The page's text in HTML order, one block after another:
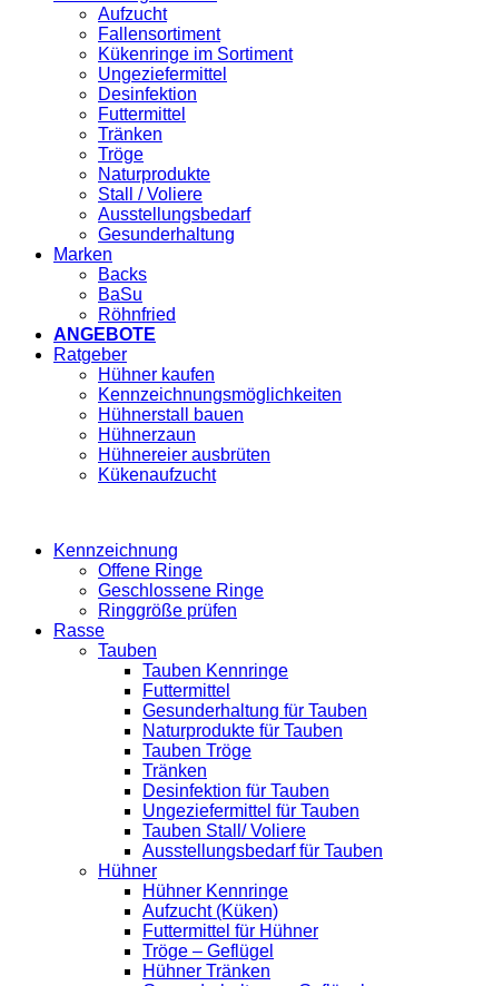
Aufzucht
Fallensortiment
Kükenringe im Sortiment
Ungeziefermittel
Desinfektion
Futtermittel
Tränken
Tröge
Naturprodukte
Stall / Voliere
Ausstellungsbedarf
Gesunderhaltung
Marken
Backs
BaSu
Röhnfried
ANGEBOTE
Ratgeber
Hühner kaufen
Kennzeichnungsmöglichkeiten
Hühnerstall bauen
Hühnerzaun
Hühnereier ausbrüten
Kükenaufzucht
Kennzeichnung
Offene Ringe
Geschlossene Ringe
Ringgröße prüfen
Rasse
Tauben
Tauben Kennringe
Futtermittel
Gesunderhaltung für Tauben
Naturprodukte für Tauben
Tauben Tröge
Tränken
Desinfektion für Tauben
Ungeziefermittel für Tauben
Tauben Stall/ Voliere
Ausstellungsbedarf für Tauben
Hühner
Hühner Kennringe
Aufzucht (Küken)
Futtermittel für Hühner
Tröge – Geflügel
Hühner Tränken